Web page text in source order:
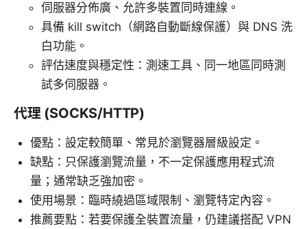
伺服器分佈廣、允許多裝置同時連線。
具備 kill switch（網路自動斷線保護）與 DNS 洗
白功能。
評估速度與穩定性：測速工具、同一地區同時測
試多伺服器。
代理 (SOCKS/HTTP)
優點：設定較簡單、常見於瀏覽器層級設定。
缺點：只保護瀏覽流量，不一定保護應用程式流
量；通常缺乏強加密。
使用場景：臨時繞過區域限制、瀏覽特定內容。
推薦要點：若要保護全裝置流量，仍建議搭配 VPN